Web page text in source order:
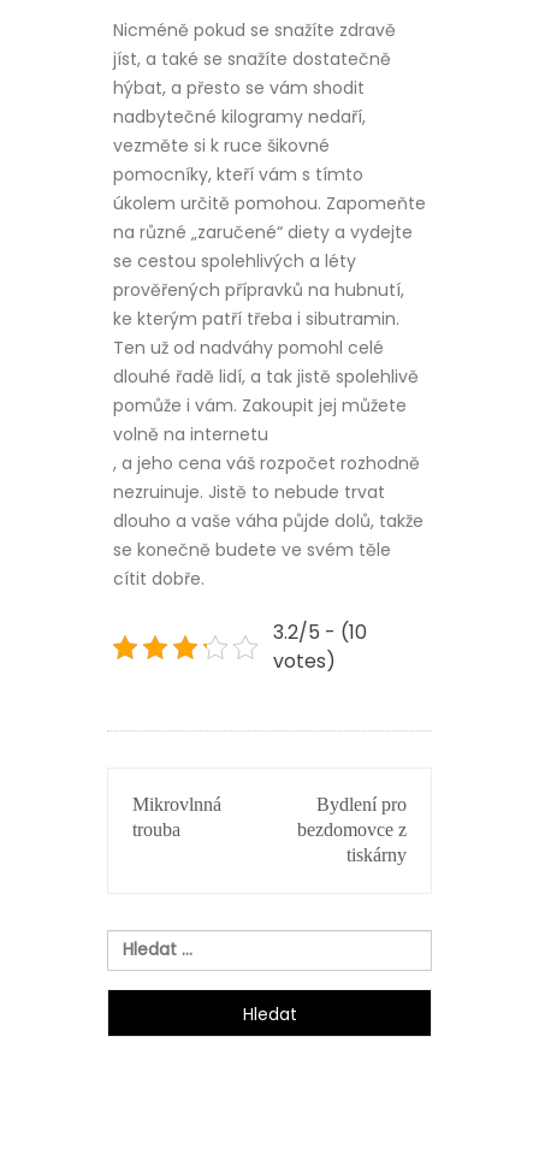
Nicméně pokud se snažíte zdravě
jíst, a také se snažíte dostatečně
hýbat, a přesto se vám shodit
nadbytečné kilogramy nedaří,
vezměte si k ruce šikovné
pomocníky, kteří vám s tímto
úkolem určitě pomohou. Zapomeňte
na různé „zaručené“ diety a vydejte
se cestou spolehlivých a léty
prověřených přípravků na hubnutí,
ke kterým patří třeba i sibutramin.
Ten už od nadváhy pomohl celé
dlouhé řadě lidí, a tak jistě spolehlivě
pomůže i vám. Zakoupit jej můžete
volně na internetu
, a jeho cena váš rozpočet rozhodně
nezruinuje. Jistě to nebude trvat
dlouho a vaše váha půjde dolů, takže
se konečně budete ve svém těle
cítit dobře.
3.2/5 - (10
votes)
PRO
PŘÍSPĚVEK
Mikrovlnná
trouba
Bydlení pro
bezdomovce z
tiskárny
Vyhledávání